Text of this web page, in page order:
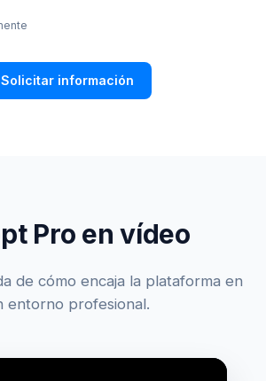
Solicitar información
Pro en vídeo
de cómo encaja la plataforma en
entorno profesional.